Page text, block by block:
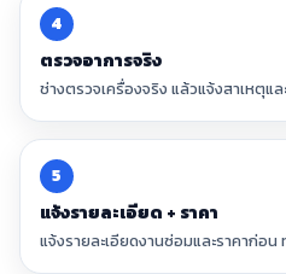
4
ตรวจอาการจริง
ช่างตรวจเครื่องจริง แล้วแจ้งสาเหตุแ
5
แจ้งรายละเอียด + ราคา
แจ้งรายละเอียดงานซ่อมและราคาก่อ